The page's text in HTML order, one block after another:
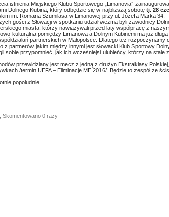
istnienia Miejskiego Klubu Sportowego „Limanovia”
Dolnego Kubina, który odbędzie się w najbliższą sobotę tj. 28
im. Romana Szumilasa w Limanowej przy ul. Józefa Marka 34.
gości z Słowacji w spotkaniu udział wezmą byli zawodnicy
miasta, którzy nawiązywali przed laty współpracę z
kulturalna pomiędzy Limanową a Dolnym Kubinem ma już
partnerskich w Małopolsce. Dlatego też
partnerów jakim między innymi jest słowacki Klub Sportowy
sobie przypomnieć, jak ich wcześniejsi ulubieńcy, którzy na stałe
przewidziany jest mecz z jedną z drużyn Ekstraklasy
/termin UEFA – Eliminacje ME 2016/. Będzie to zespół ze
popołudnie.
Skomentowano 0 razy